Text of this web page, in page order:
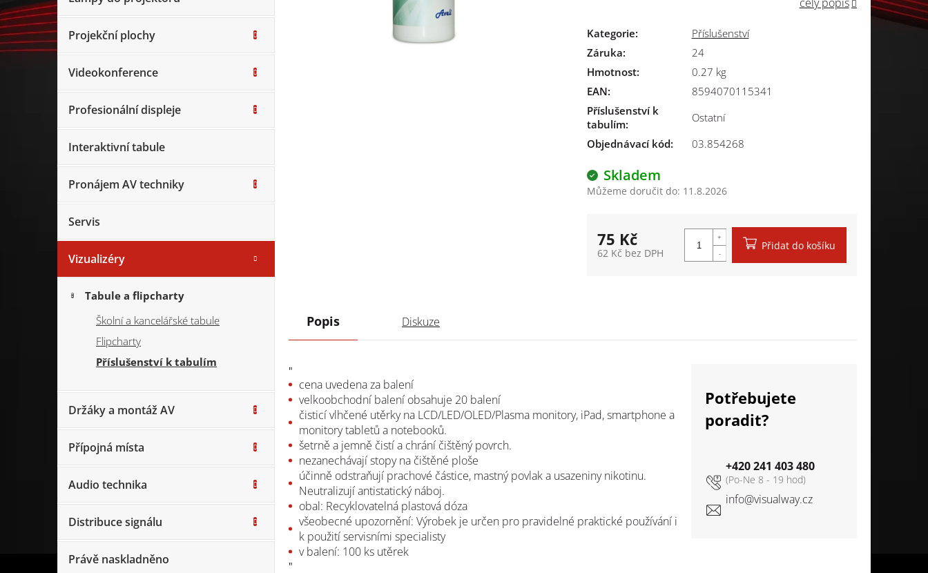
Projekční plochy
Videokonference
Profesionální displeje
Interaktivní tabule
Pronájem AV techniky
Servis
Vizualizéry
Tabule a flipcharty
Školní a kancelářské tabule
Flipcharty
Příslušenství k tabulím
Držáky a montáž AV
Přípojná místa
Audio technika
Distribuce signálu
Právě naskladněno
Skladem
Můžeme doručit do: 11.8.2026
Kategorie:
Příslušenství
Záruka:
24
Hmotnost:
0.27 kg
EAN:
8594070115341
Příslušenství k
tabulím:
Ostatní
Objednávací kód:
03.854268
75 Kč
62 Kč bez DPH
Přidat do košíku
Popis Diskuze
"
cena uvedena za balení
velkoobchodní balení obsahuje 20 balení
čisticí vlhčené utěrky na LCD/LED/OLED/Plasma monitory, iPad, smartphone a
monitory tabletů a notebooků.
šetrně a jemně čistí a chrání čištěný povrch.
nezanechávají stopy na čištěné ploše
účinně odstraňují prachové částice, mastný povlak a usazeniny nikotinu.
Neutralizují antistatický náboj.
obal: Recyklovatelná plastová dóza
všeobecné upozornění: Výrobek je určen pro pravidelné praktické používání i
k použití servisními specialisty
v balení: 100 ks utěrek
"
Potřebujete
poradit?
info@visualway.cz
+420 241 403 480